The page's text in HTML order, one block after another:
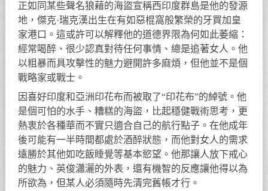
正如同某些聲名狼藉的海盜宣稱西印度群島是他的發源
地，傑克·瑞克漢出生在有如惡棍窩般繁榮的牙買加皇
家港口。這或許可以解釋他的道德界限為何如此萎縮：
經常喝醉、很少認真對待任何事情、總是追著女人。他
以粗暴而具攻擊性的魅力避開許多麻煩，但他並不是個
戰略家或戰士。
因喜好印度和亞洲印花布而被取了“印花布”的綽號。他
是個可怕的水手、糟糕的海盜，比起穩健戰術思考，更
熱衷於各種華而不實只適合自己的航行點子。在他成年
後可能有一半時間都處於酒醉狀態，而他對女人的需求
遠勝於其他如吃飯睡覺等基本慾望。他那讓人放下戒心
的魅力、英俊瀟灑的外表，還有機智的反應讓他得以為
所欲為，但某人必須隨時先清完舊帳才行。